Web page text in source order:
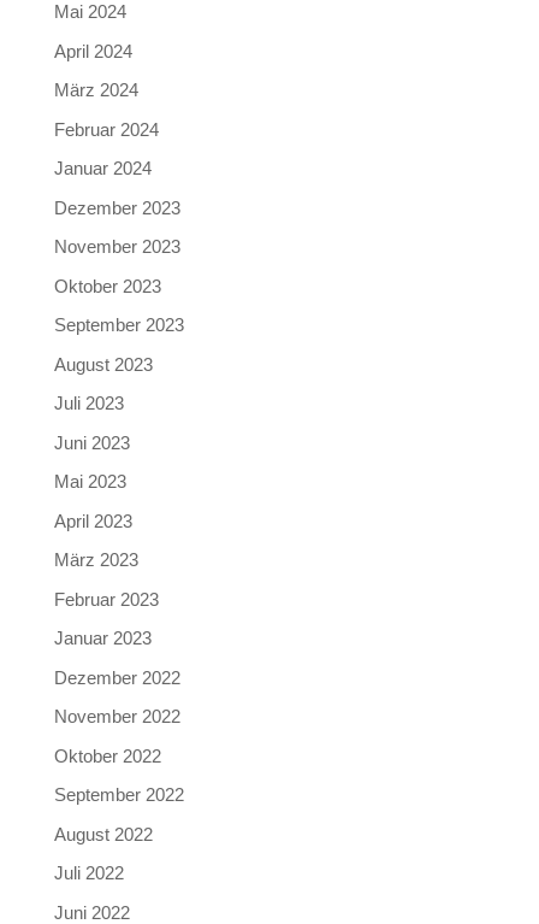
Mai 2024
April 2024
März 2024
Februar 2024
Januar 2024
Dezember 2023
November 2023
Oktober 2023
September 2023
August 2023
Juli 2023
Juni 2023
Mai 2023
April 2023
März 2023
Februar 2023
Januar 2023
Dezember 2022
November 2022
Oktober 2022
September 2022
August 2022
Juli 2022
Juni 2022